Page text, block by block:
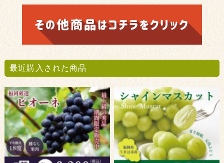
最近購入された商品